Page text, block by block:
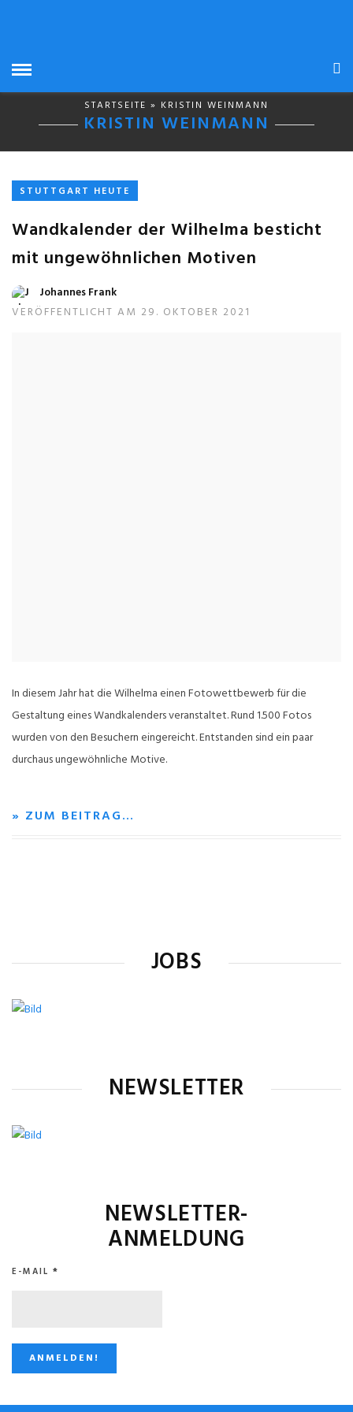
STARTSEITE » KRISTIN WEINMANN
KRISTIN WEINMANN
STUTTGART HEUTE
Wandkalender der Wilhelma besticht
mit ungewöhnlichen Motiven
Johannes Frank
VERÖFFENTLICHT AM 29. OKTOBER 2021
In diesem Jahr hat die Wilhelma einen Fotowettbewerb für die
Gestaltung eines Wandkalenders veranstaltet. Rund 1.500 Fotos
wurden von den Besuchern eingereicht. Entstanden sind ein paar
durchaus ungewöhnliche Motive.
» ZUM BEITRAG…
JOBS
NEWSLETTER
NEWSLETTER-
ANMELDUNG
E-MAIL *